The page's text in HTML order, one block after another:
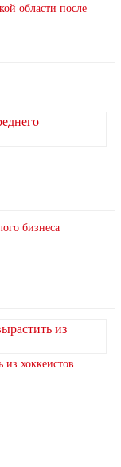
области после
бизнеса
хоккеистов